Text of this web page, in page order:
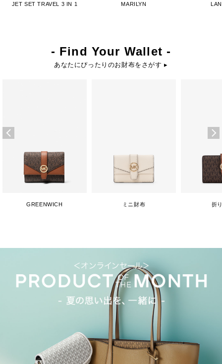
JET SET TRAVEL 3 IN 1 MARILYN
- Find Your Wallet -
あなたにぴったりのお財布をさがす ▸
GREENWICH ミニ財布 折